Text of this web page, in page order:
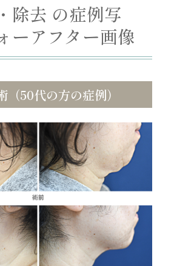
除去 の症例写
ーアフター画像
（50代の方の症例）